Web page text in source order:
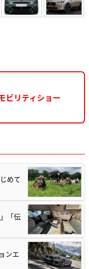
ビリティショー
めて
「伝
ンエ